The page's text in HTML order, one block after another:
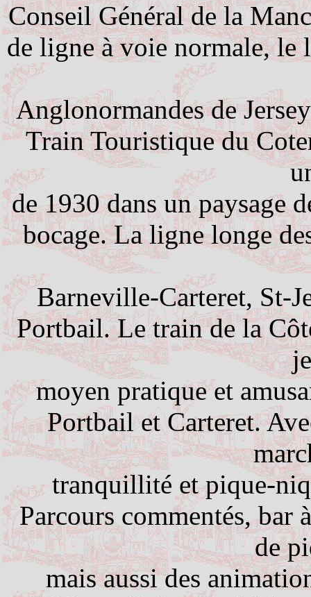
Conseil Général de la
de ligne à voie normale, le
Anglo­normandes de
Train Touristique du
de 1930 dans un paysage
bocage. La ligne longe
Barneville-Carteret, St-
Portbail. Le train de la
moyen pratique et
Portbail et Carteret.
tranquillité et pique-
Parcours commentés, bar
de
mais aussi des